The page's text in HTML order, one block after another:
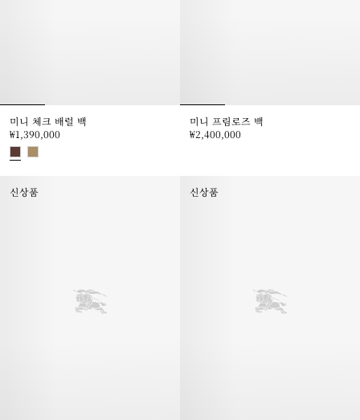
미니 체크 배럴 백
₩1,390,000
미니 프림로즈 백
₩2,400,000
신상품 신상품